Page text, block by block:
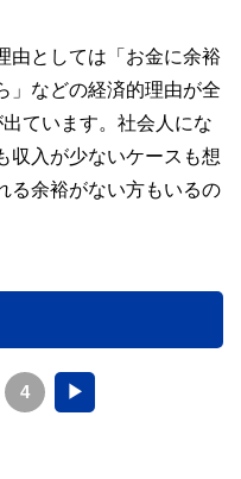
由としては「お金に余裕
」などの経済的理由が全
ています。社会人にな
収入が少ないケースも想
る余裕がない方もいるの
4 ▶